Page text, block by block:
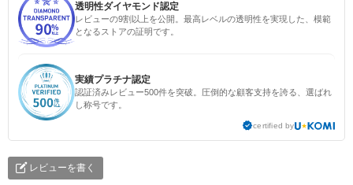
透明性ダイヤモンド認定
レビューの9割以上を公開。最高レベルの透明性を実現した、模範
となるストアの証明です。
実績プラチナ認定
認証済みレビュー500件を突破。圧倒的な顧客支持を誇る、選ばれ
し称号です。
certified by
レビューを書く